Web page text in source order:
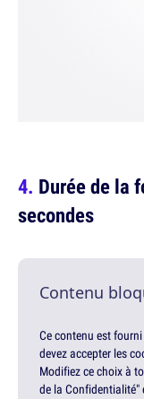
Durée de la
secondes
Contenu
Ce contenu est
devez accepter les
Modifiez ce choix à
de la Confidentialité"